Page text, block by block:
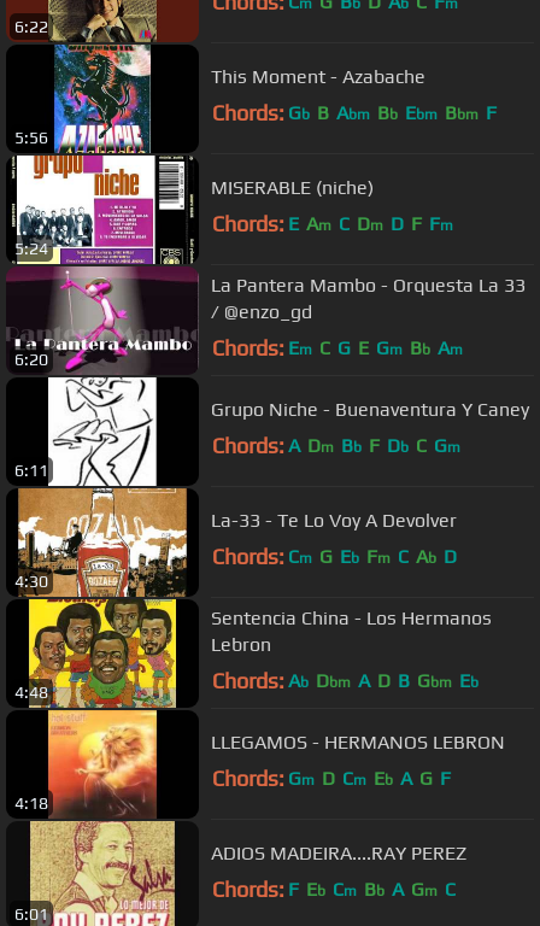
6:22
m b b m
5:56
This Moment - Azabache
Chords: Gb B Abm Bb Ebm Bbm F
5:24
MISERABLE (niche)
Chords: E Am C Dm D F Fm
6:20
La Pantera Mambo - Orquesta La 33
/ @enzo_gd
Chords: Em C G E Gm Bb Am
6:11
Grupo Niche - Buenaventura Y Caney
Chords: A Dm Bb F Db C Gm
4:30
La-33 - Te Lo Voy A Devolver
Chords: Cm G Eb Fm C Ab D
4:48
Sentencia China - Los Hermanos
Lebron
Chords: Ab Dbm A D B Gbm Eb
4:18
LLEGAMOS - HERMANOS LEBRON
Chords: Gm D Cm Eb A G F
6:01
ADIOS MADEIRA....RAY PEREZ
Chords: F Eb Cm Bb A Gm C